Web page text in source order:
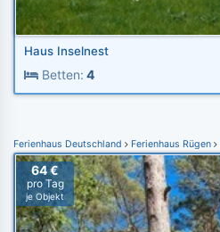
Haus Inselnest
Betten: 4
Ferienhaus Deutschland Ferienhaus Rügen
64 €
pro Tag
je Objekt